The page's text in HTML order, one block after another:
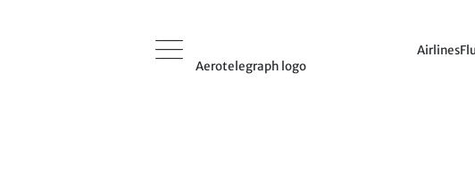
Aerotelegraph logo
Airlines